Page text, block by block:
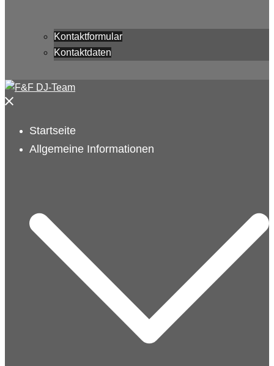
Kontaktformular
Kontaktdaten
Menü
Startseite
Allgemeine Informationen